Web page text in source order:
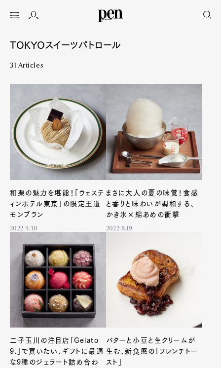
TOKYOスイーツパトロール
31 Articles
和栗の魅力を堪能！「ウェステ
ィンホテル東京」の限定王道
モンブラン
2022.9.30
まさに大人の夏の味覚！食感
と香りと味わいが調和する、
かき氷×綿あめの衝撃
2022.8.19
二子玉川の注目店「Gelato
9.」で買いたい、ギフトに最適
な9種のジェラート詰め合わ
バターと小豆と生クリームが
生む、新食感の「フレンチトー
スト」